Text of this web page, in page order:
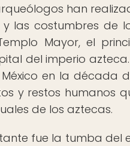
han
las costumbres de
Mayor, el
del imperio
en la década
y restos humanos
de los aztecas.
fue la tumba del